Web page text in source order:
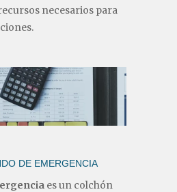
necesarios para
DE EMERGENCIA
es un colchón